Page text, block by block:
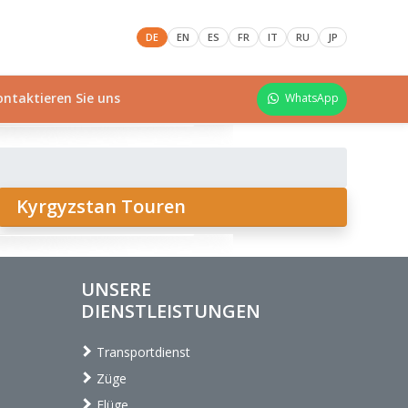
DE EN ES FR IT RU JP
Sie uns WhatsApp
Kyrgyzstan Touren
UNSERE
DIENSTLEISTUNGEN
Transportdienst
Züge